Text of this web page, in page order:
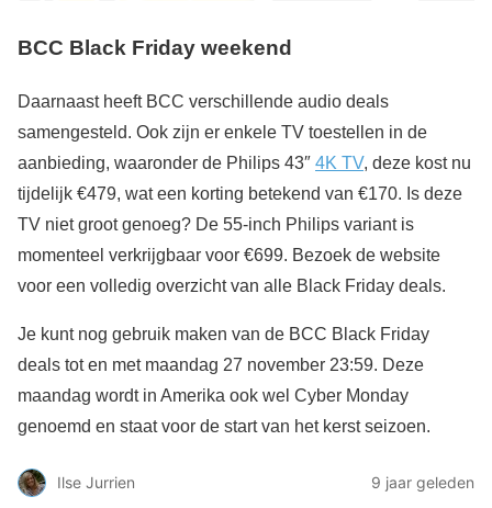
BCC Black Friday weekend
Daarnaast heeft BCC verschillende audio deals
samengesteld. Ook zijn er enkele TV toestellen in de
aanbieding, waaronder de Philips 43″ 4K TV, deze kost nu
tijdelijk €479, wat een korting betekend van €170. Is deze
TV niet groot genoeg? De 55-inch Philips variant is
momenteel verkrijgbaar voor €699. Bezoek de website
voor een volledig overzicht van alle Black Friday deals.
Je kunt nog gebruik maken van de BCC Black Friday
deals tot en met maandag 27 november 23:59. Deze
maandag wordt in Amerika ook wel Cyber Monday
genoemd en staat voor de start van het kerst seizoen.
Ilse Jurrien
9 jaar geleden